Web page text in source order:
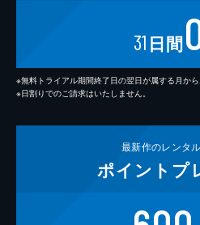
31 日間
※無料トライアル期間終了日の翌日が属する月から
※日割りでのご請求はいたしません。
最新作のレンタ
ポイント プ